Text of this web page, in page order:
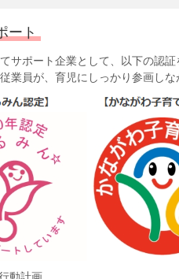
ート
サポート企業として、以下の認証
業員が、育児にしっかり参画し